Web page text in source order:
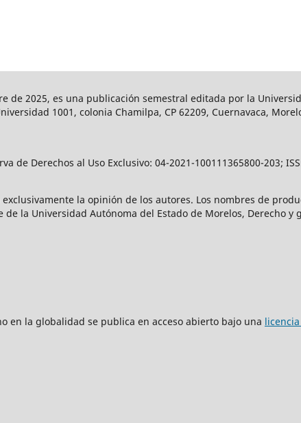
de 2025, es una publicación semestral editada por la
1001, colonia Chamilpa, CP 62209, Cuernavaca,
de Derechos al Uso Exclusivo: 04-2021-100111365800-203;
la opinión de los autores. Los nombres de
la Universidad Autónoma del Estado de Morelos, Derecho y
en la globalidad se publica en acceso abierto bajo una